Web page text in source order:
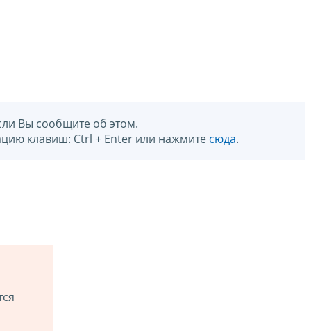
Вы сообщите об этом.
клавиш: Ctrl + Enter или нажмите сюда.